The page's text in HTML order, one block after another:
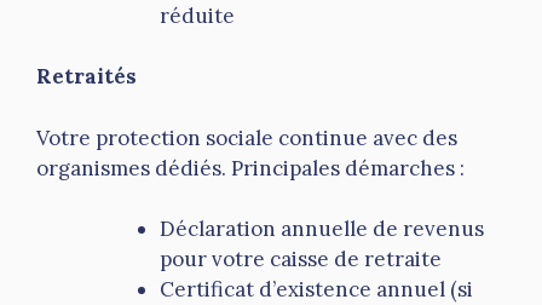
réduite
Retraités
Votre protection sociale continue avec des
organismes dédiés. Principales démarches :
Déclaration annuelle de revenus
pour votre caisse de retraite
Certificat d’existence annuel (si